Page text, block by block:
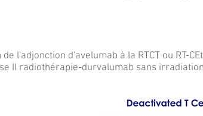
l'adjonction d'avelumab à la RTCT ou RT-
II radiothérapie-durvalumab sans